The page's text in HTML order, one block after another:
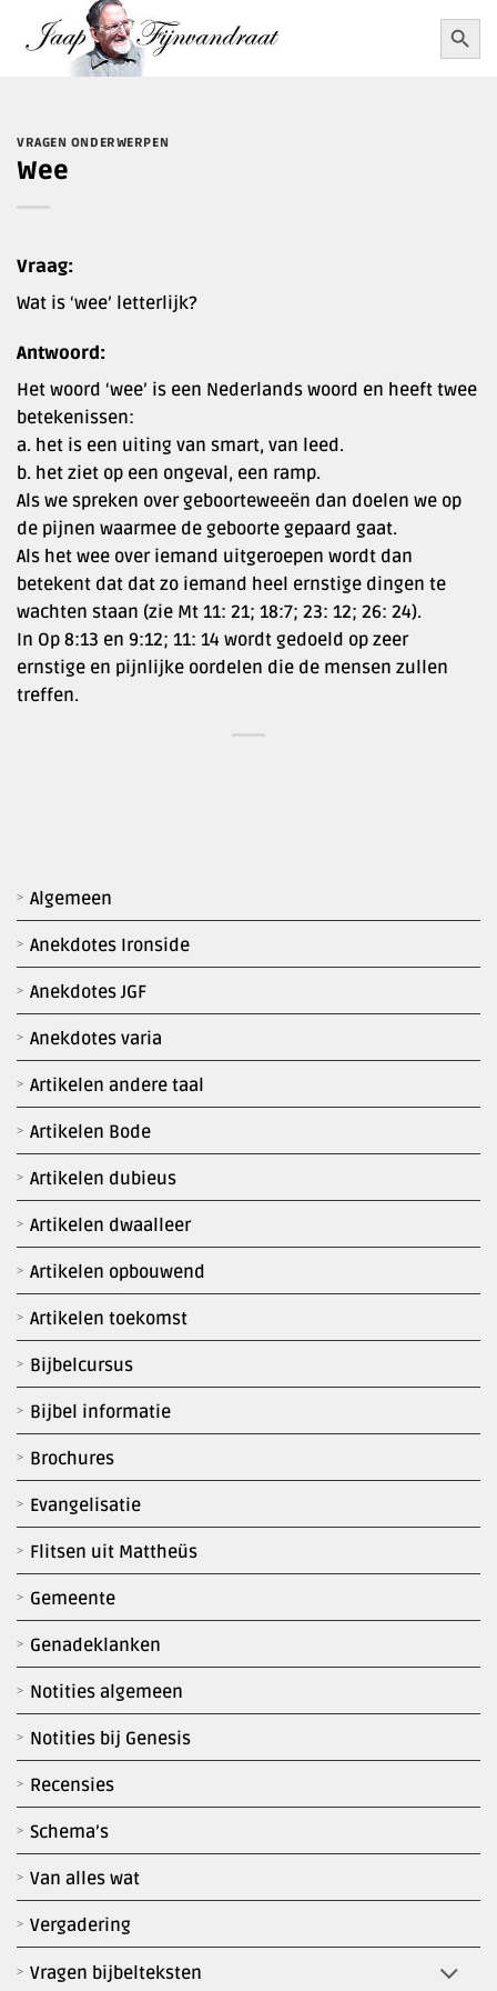
naar
Zoek
naar:
Algemeen
Anekdotes Ironside
Anekdotes JGF
Anekdotes varia
Artikelen andere taal
Artikelen Bode
Artikelen dubieus
Artikelen dwaalleer
Artikelen opbouwend
Artikelen toekomst
Bijbelcursus
Bijbel informatie
Brochures
Evangelisatie
Flitsen uit Mattheüs
Gemeente
Genadeklanken
Notities algemeen
Notities bij Genesis
Recensies
Schema’s
Van alles wat
Vergadering
Vragen bijbelteksten
VRAGEN ONDERWERPEN
Wee
Vraag:
Wat is ‘wee’ letterlijk?
Antwoord:
Het woord ‘wee’ is een Nederlands woord en heeft twee
betekenissen:
a. het is een uiting van smart, van leed.
b. het ziet op een ongeval, een ramp.
Als we spreken over geboorteweeën dan doelen we op
de pijnen waarmee de geboorte gepaard gaat.
Als het wee over iemand uitgeroepen wordt dan
betekent dat dat zo iemand heel ernstige dingen te
wachten staan (zie Mt 11: 21; 18:7; 23: 12; 26: 24).
In Op 8:13 en 9:12; 11: 14 wordt gedoeld op zeer
ernstige en pijnlijke oordelen die de mensen zullen
treffen.